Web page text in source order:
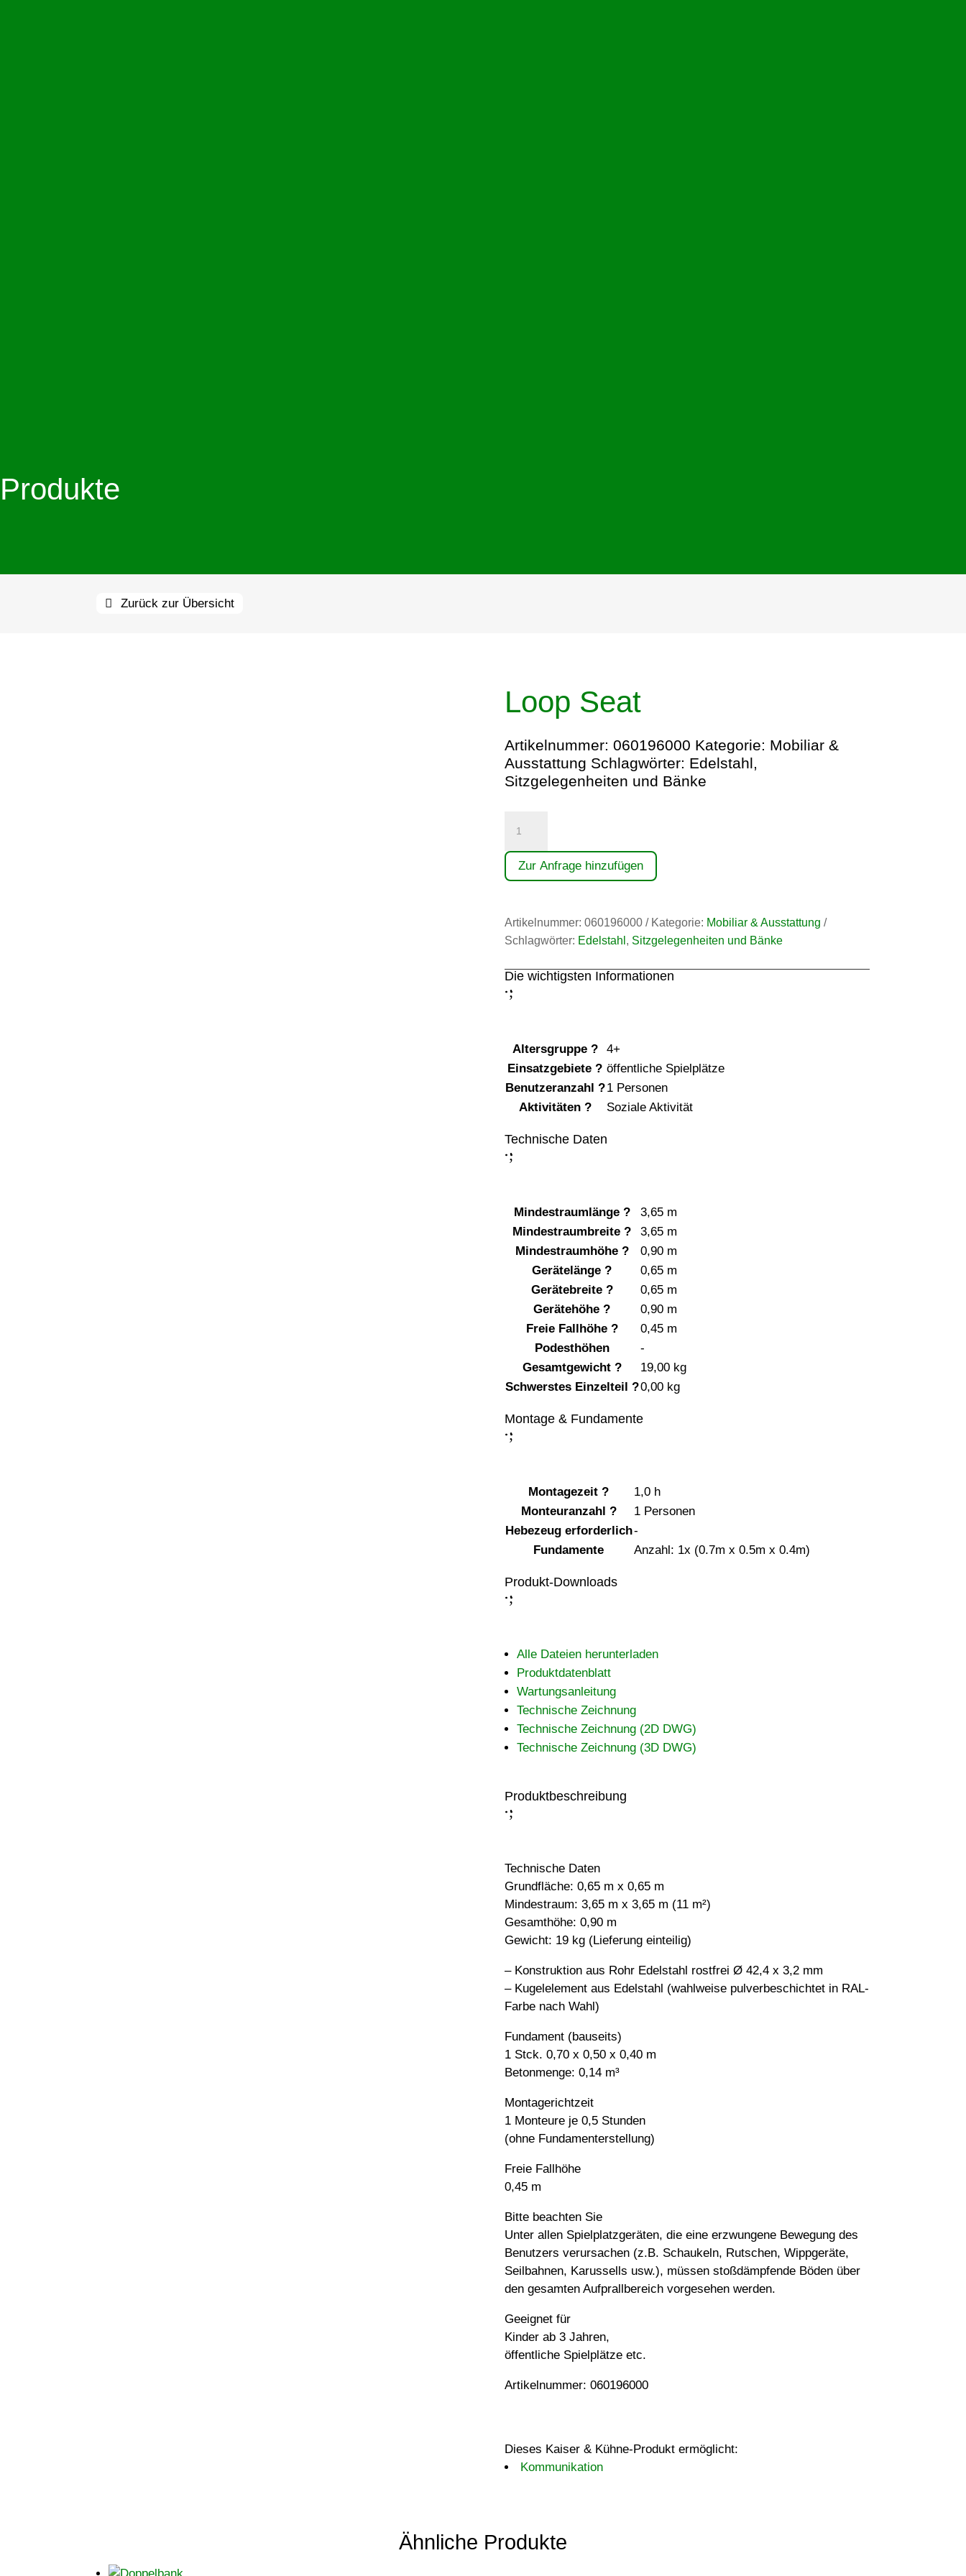
Produkte
Zurück zur Übersicht
Loop Seat
Artikelnummer: 060196000 Kategorie: Mobiliar &
Ausstattung Schlagwörter: Edelstahl,
Sitzgelegenheiten und Bänke
Seat
Menge
Zur Anfrage hinzufügen
Artikelnummer: 060196000 Kategorie: Mobiliar & Ausstattung
Schlagwörter: Edelstahl , Sitzgelegenheiten und Bänke
Die wichtigsten Informationen
:
;
Altersgruppe ?
4+
Einsatzgebiete ? öffentliche Spielplätze
Benutzeranzahl ?1 Personen
Aktivitäten ? Soziale Aktivität
Technische Daten
:
;
Mindestraumlänge ?
3,65 m
Mindestraumbreite ?
3,65 m
Mindestraumhöhe ?
0,90 m
Gerätelänge ?
0,65 m
Gerätebreite ?
0,65 m
Gerätehöhe ?
0,90 m
Freie Fallhöhe ?
0,45 m
Podesthöhen
-
Gesamtgewicht ?
19,00 kg
Schwerstes Einzelteil ?0,00 kg
Montage & Fundamente
:
;
Montagezeit ?
1,0 h
Monteuranzahl ?
1 Personen
Hebezeug erforderlich-
Fundamente
Anzahl: 1x (0.7m x 0.5m x 0.4m)
Produkt-Downloads
:
;
Alle Dateien herunterladen
Produktdatenblatt
Wartungsanleitung
Technische Zeichnung
Technische Zeichnung (2D DWG)
Technische Zeichnung (3D DWG)
Produktbeschreibung
:
;
Technische Daten
Grundfläche: 0,65 m x 0,65 m
Mindestraum: 3,65 m x 3,65 m (11 m²)
Gesamthöhe: 0,90 m
Gewicht: 19 kg (Lieferung einteilig)
– Konstruktion aus Rohr Edelstahl rostfrei Ø 42,4 x 3,2 mm
– Kugelelement aus Edelstahl (wahlweise pulverbeschichtet in RAL-
Farbe nach Wahl)
Fundament (bauseits)
1 Stck. 0,70 x 0,50 x 0,40 m
Betonmenge: 0,14 m³
Montagerichtzeit
1 Monteure je 0,5 Stunden
(ohne Fundamenterstellung)
Freie Fallhöhe
0,45 m
Bitte beachten Sie
Unter allen Spielplatzgeräten, die eine erzwungene Bewegung des
Benutzers verursachen (z.B. Schaukeln, Rutschen, Wippgeräte,
Seilbahnen, Karussells usw.), müssen stoßdämpfende Böden über
den gesamten Aufprallbereich vorgesehen werden.
Geeignet für
Kinder ab 3 Jahren,
öffentliche Spielplätze etc.
Artikelnummer: 060196000
Dieses Kaiser & Kühne-Produkt ermöglicht:
Kommunikation
Ähnliche Produkte